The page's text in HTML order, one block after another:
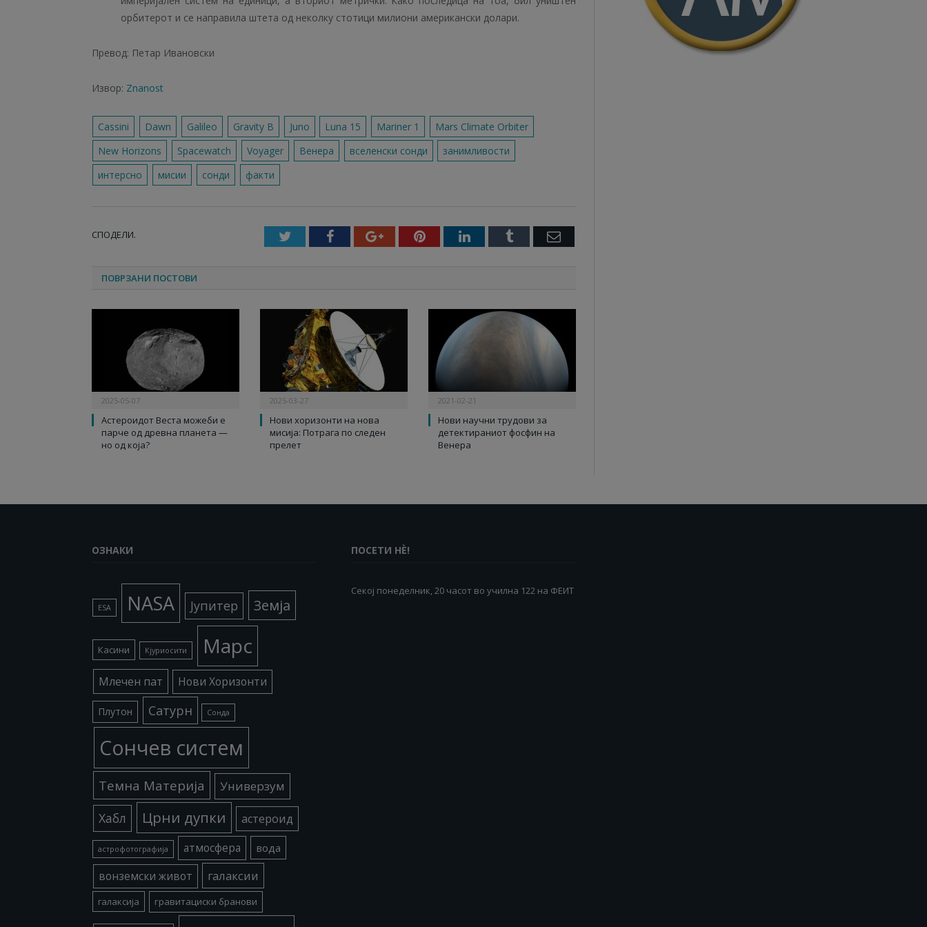
орбитерот и се направила штета од неколку стотици милиони американски долари.
Превод: Петар Ивановски
Извор: Znanost
Cassini Dawn Galileo Gravity B Juno Luna 15 Mariner 1
Mars Climate Orbiter
New Horizons
Spacewatch Voyager Венера вселенски сонди
занимливости
интерсно
мисии сонди факти
СПОДЕЛИ. TwitterFacebookGoogle+Pinterest
LinkedInTumblrEmail
ПОВРЗАНИ ПОСТОВИ
2025-05-07
Астероидот Веста можеби е
парче од древна планета —
но од која?
2025-03-27
Нови хоризонти на нова
мисија: Потрага по следен
прелет
2021-02-21
Нови научни трудови за
детектираниот фосфин на
Венера
ОЗНАКИ
ESA NASA Јупитер Земја
Касини Кјуриосити Марс
Млечен пат Нови Хоризонти
Плутон Сатурн Сонда
Сончев систем
Темна Материја Универзум
Хабл Црни дупки астероид
астрофотографија атмосфера вода
вонземски живот галаксии
галаксија гравитациски бранови
ПОСЕТИ НÈ!
Секој понеделник, 20 часот во училна 122 на ФЕИТ